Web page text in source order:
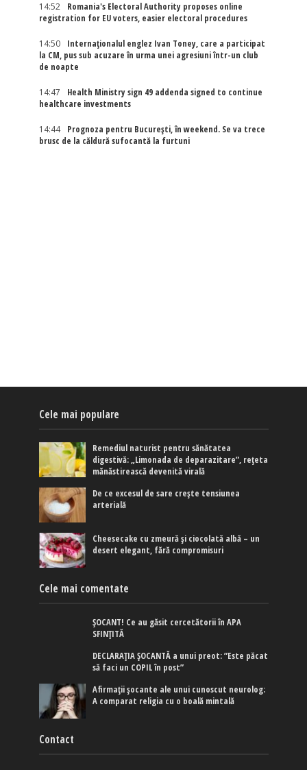
14:52
Romania's Electoral Authority proposes online
registration for EU voters, easier electoral procedures
14:50
Internaţionalul englez Ivan Toney, care a participat
la CM, pus sub acuzare în urma unei agresiuni într-un club
de noapte
14:47
Health Ministry sign 49 addenda signed to continue
healthcare investments
14:44
Prognoza pentru București, în weekend. Se va trece
brusc de la căldură sufocantă la furtuni
Cele mai populare
Remediul naturist pentru sănătatea
digestivă: „Limonada de deparazitare”, rețeta
mănăstirească devenită virală
De ce excesul de sare crește tensiunea
arterială
Cheesecake cu zmeură și ciocolată albă – un
desert elegant, fără compromisuri
Cele mai comentate
ȘOCANT! Ce au găsit cercetătorii în APA
SFINȚITĂ
DECLARAȚIA ȘOCANTĂ a unui preot: ”Este păcat
să faci un COPIL în post”
Afirmaţii şocante ale unui cunoscut neurolog:
A comparat religia cu o boală mintală
Contact